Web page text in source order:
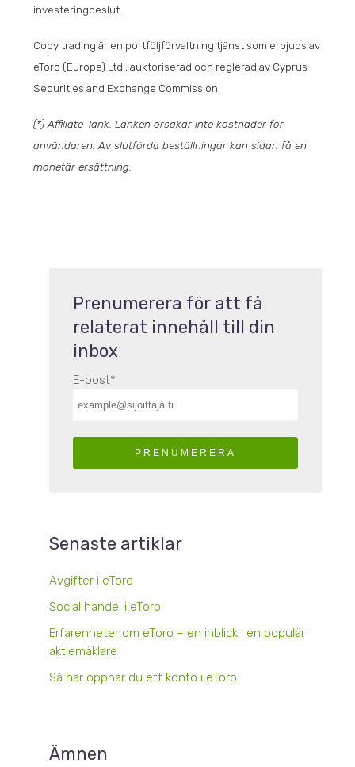
investeringbeslut.
Copy trading är en portföljförvaltning tjänst som erbjuds av
eToro (Europe) Ltd., auktoriserad och reglerad av Cyprus
Securities and Exchange Commission.
(*) Affiliate-länk. Länken orsakar inte kostnader för
användaren. Av slutförda beställningar kan sidan få en
monetär ersättning.
Prenumerera för att få
relaterat innehåll till din
inbox
E-post*
Senaste artiklar
Avgifter i eToro
Social handel i eToro
Erfarenheter om eToro – en inblick i en populär
aktiemäklare
Så här öppnar du ett konto i eToro
Ämnen